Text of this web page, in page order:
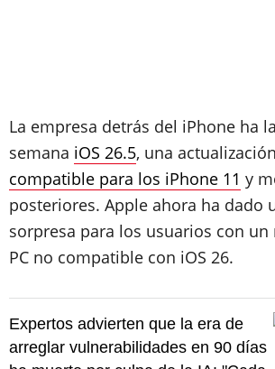
La empresa detrás del iPhone ha
semana iOS 26.5, una
compatible para los iPhone 11 y
posteriores. Apple ahora ha dado
sorpresa para los usuarios con
PC no compatible con iOS 26.
Expertos advierten que la era de
arreglar vulnerabilidades en 90 días